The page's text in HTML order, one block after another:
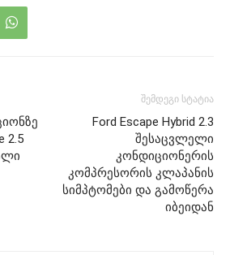
2.5
შემდეგი სტატია
Ford Escape Hybrid 2.3
შესაცვლელი
კონდიციონერის
კომპრესორის კლაპანის
სიმპტომები და გამოწერა
იბეიდან